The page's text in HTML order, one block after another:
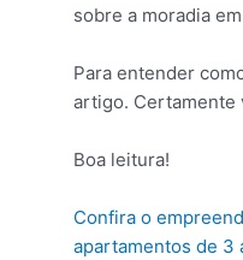
sobre a moradia
Para entender
artigo. Certamente
Boa leitura!
Confira o
apartamentos de 3